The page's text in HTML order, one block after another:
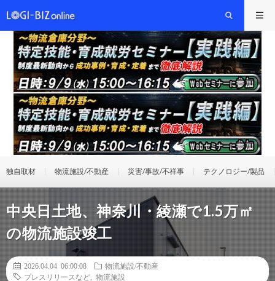
独自取材 物流施設/不動産 災害/事故/不祥事 テクノロジー/製品
中央日土地、神奈川・綾瀬で1.5万㎡
の物流施設竣工
2026.04.04 06:00:08
物流施設/不動産
プレスリリースなど
物流施設